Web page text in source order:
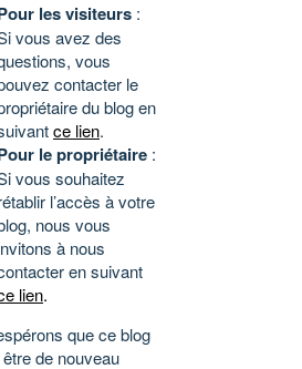
les visiteurs :
vous avez des
vous
contacter le
du blog en
ce lien.
le propriétaire :
vous souhaitez
l’accès à votre
nous vous
à nous
en suivant
lien.
que ce blog
de nouveau